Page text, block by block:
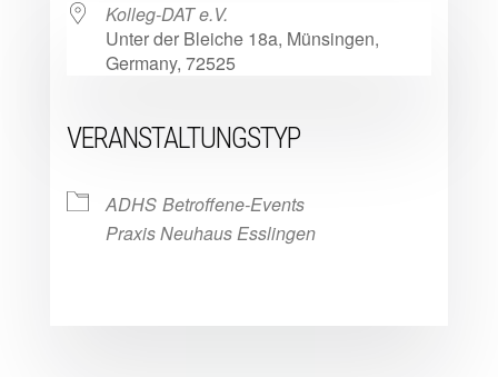
Kolleg-DAT e.V.
Unter der Bleiche 18a, Münsingen,
Germany, 72525
VERANSTALTUNGSTYP
ADHS Betroffene-Events
Praxis Neuhaus Esslingen